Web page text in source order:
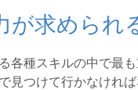
が求められ
各種スキルの中で最
見つけて行かなけれ